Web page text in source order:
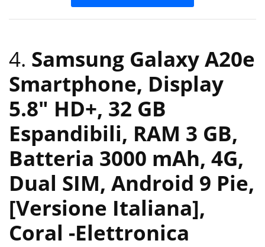
4. Samsung Galaxy A20e
Smartphone, Display
5.8″ HD+, 32 GB
Espandibili, RAM 3 GB,
Batteria 3000 mAh, 4G,
Dual SIM, Android 9 Pie,
[Versione Italiana],
Coral -Elettronica